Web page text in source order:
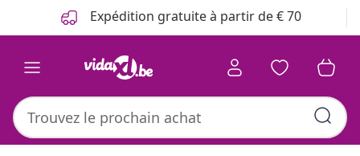
Expédition gratuite à partir de € 70